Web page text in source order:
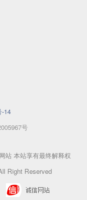
-14
号
站 本站享有最终解释权
Right Reserved